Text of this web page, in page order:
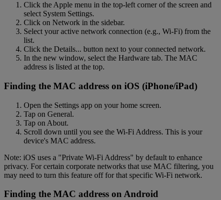
Click the Apple menu in the top-left corner of the screen and
select System Settings.
Click on Network in the sidebar.
Select your active network connection (e.g., Wi-Fi) from the
list.
Click the Details... button next to your connected network.
In the new window, select the Hardware tab. The MAC
address is listed at the top.
Finding the MAC address on iOS (iPhone/iPad)
Open the Settings app on your home screen.
Tap on General.
Tap on About.
Scroll down until you see the Wi-Fi Address. This is your
device's MAC address.
Note: iOS uses a "Private Wi-Fi Address" by default to enhance
privacy. For certain corporate networks that use MAC filtering, you
may need to turn this feature off for that specific Wi-Fi network.
Finding the MAC address on Android